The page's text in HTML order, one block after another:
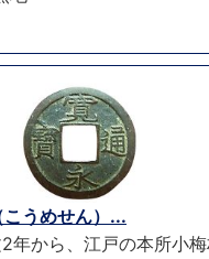
うめせん）...
年から、江戸の本所小